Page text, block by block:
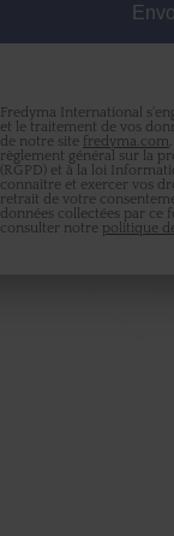
Pour nous aider à
remplis manuellement
Fredyma International
et le traitement de vos
de notre site fredyma.com
règlement général sur la
(RGPD) et à la loi
connaître et exercer vos
retrait de votre
données collectées par ce
consulter notre politique